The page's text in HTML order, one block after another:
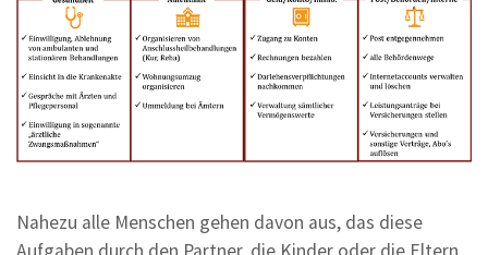
PST - Servicekonzept
Notfallplanung
Sonstige Dienstleistungen
Vergleichsrechner
Download
Nahezu alle Menschen gehen davon aus, das diese
Aufgaben durch den Partner, die Kinder oder die Eltern